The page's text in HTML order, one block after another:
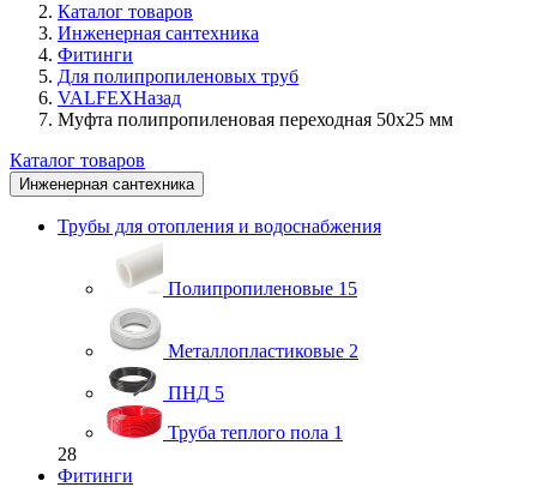
Каталог товаров
Инженерная сантехника
Фитинги
Для полипропиленовых труб
VALFEXНазад
Муфта полипропиленовая переходная 50х25 мм
Каталог товаров
Инженерная сантехника
Трубы для отопления и водоснабжения
Полипропиленовые 15
Металлопластиковые 2
ПНД 5
Труба теплого пола 1
28
Фитинги